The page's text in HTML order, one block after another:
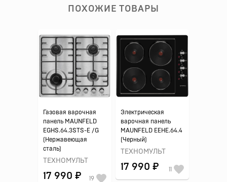
ПОХОЖИЕ ТОВАРЫ
Газовая варочная
панель MAUNFELD
EGHS.64.3STS-E /G
(Нержавеющая
сталь)
ТЕХНОМУЛЬТ
17 990 ₽ 19
Электрическая
варочная панель
MAUNFELD EEHE.64.4
(Черный)
ТЕХНОМУЛЬТ
17 990 ₽ 11